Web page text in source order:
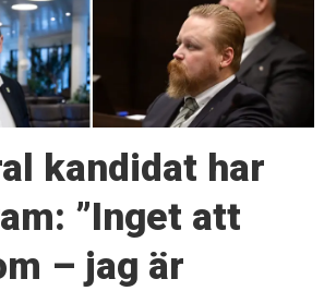
kandidat har
”Inget att
– jag är